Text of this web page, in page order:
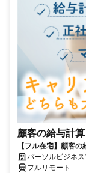
顧客の給与計
【フル在宅】顧客
パーソルビジネ
フルリモート